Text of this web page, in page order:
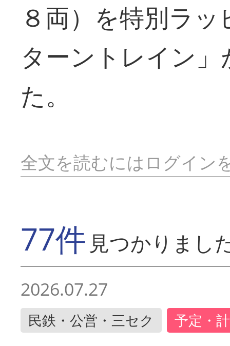
８両）を特別ラ
ターントレイン
た。
全文を読むにはログイン
77件 見つかりまし
2026.07.27
民鉄・公営・三セク 予定・